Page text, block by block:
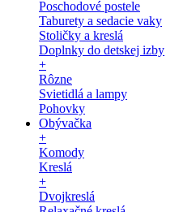
Poschodové postele
Taburety a sedacie vaky
Stoličky a kreslá
Doplnky do detskej izby
+
Rôzne
Svietidlá a lampy
Pohovky
Obývačka
+
Komody
Kreslá
+
Dvojkreslá